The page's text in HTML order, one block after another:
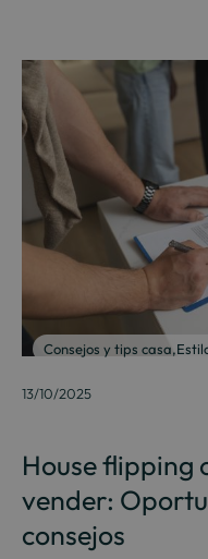
Consejos y tips casa,
13/10/2025
House flipping
vender:
consejos